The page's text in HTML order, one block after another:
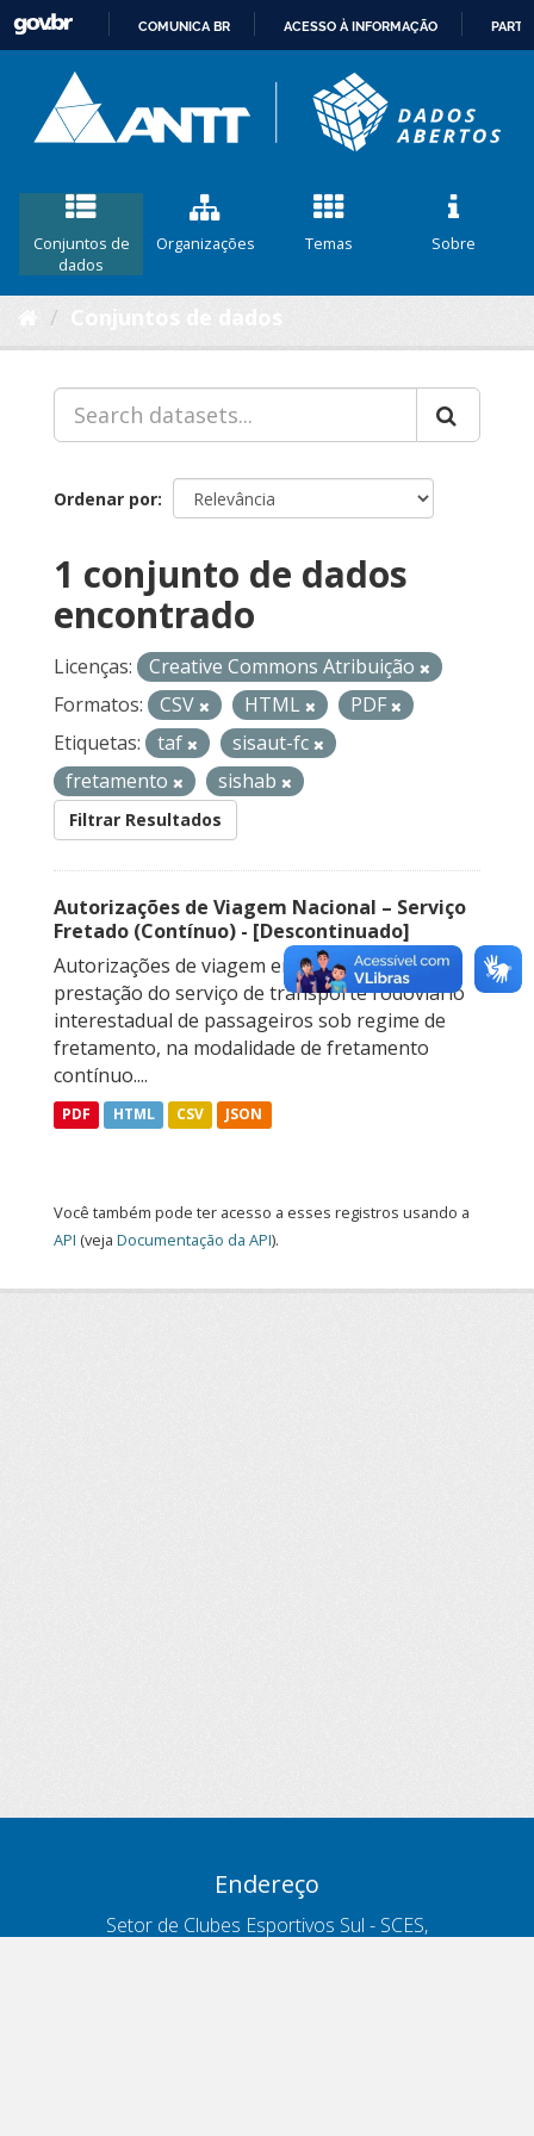
CONTEÚDO
COMUNICA BR ACESSO À INFORMAÇÃO
Conjuntos de
dados
Organizações Temas Sobre
Ordenar por
1 conjunto de dados
encontrado
Licenças:
Creative Commons Atribuição
Formatos:
CSV HTML
PDF
Etiquetas:
taf
sisaut-fc
fretamento
sishab
Filtrar Resultados
Autorizações de Viagem Nacional – Serviço
Fretado (Contínuo) - [Descontinuado]
Autorizações de viagem emitidas para a
prestação do serviço de transporte rodoviário
interestadual de passageiros sob regime de
fretamento, na modalidade de fretamento
contínuo....
PDF HTML CSV JSON
Você também pode ter acesso a esses registros usando a
API (veja Documentação da API).
Endereço
Setor de Clubes Esportivos Sul - SCES,